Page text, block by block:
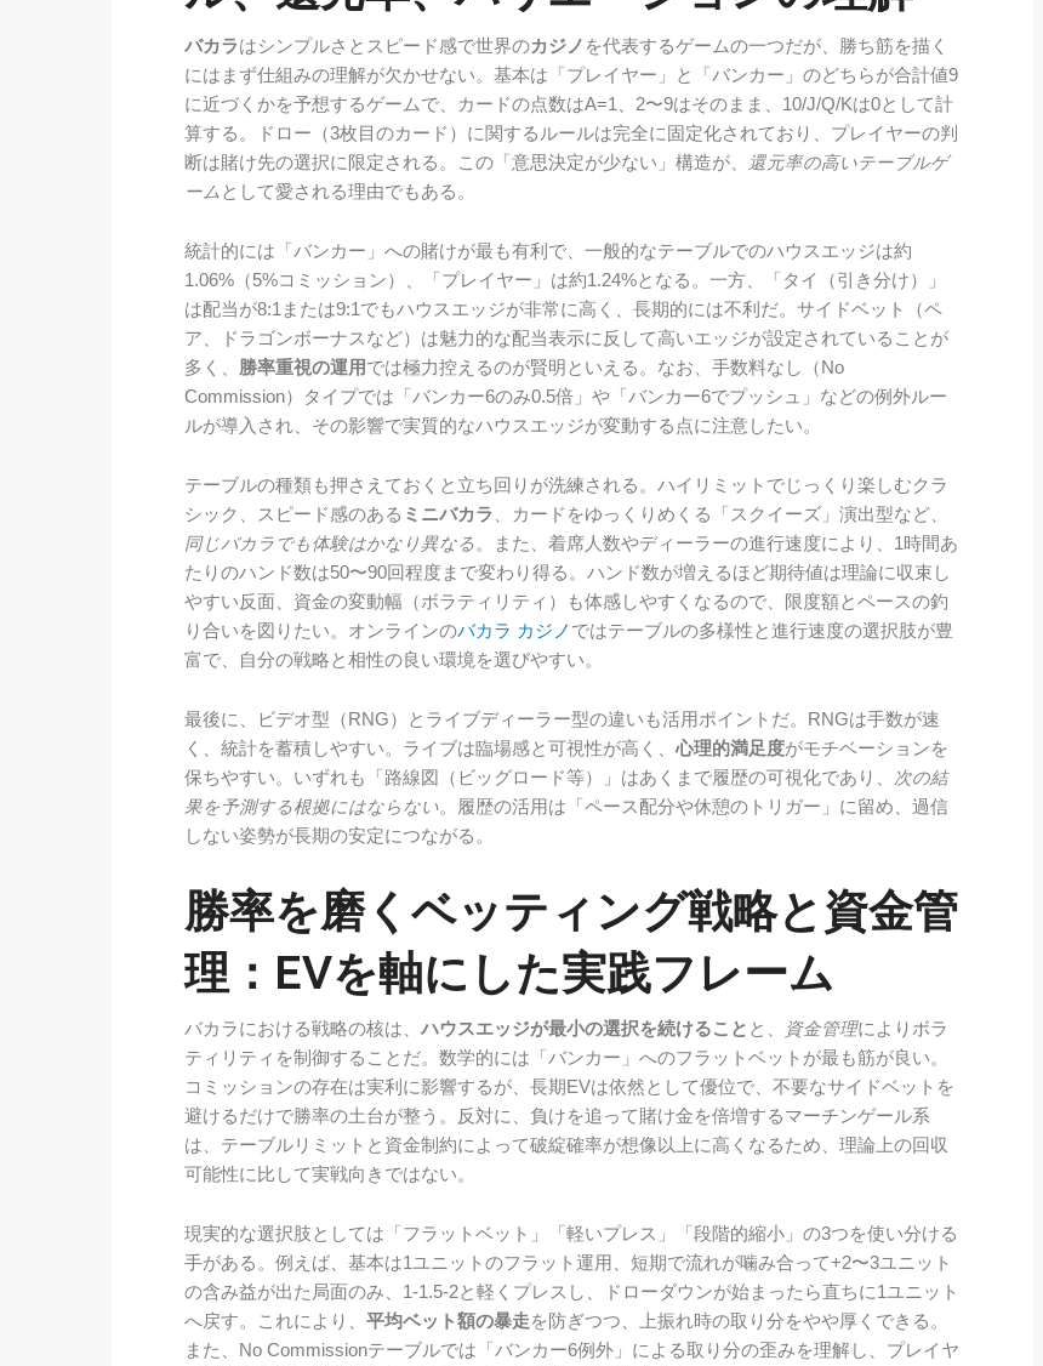
バカラはシンプルさとスピード感で世界のカジノ を代表するゲームの一つだが、勝ち筋を描く
にはまず仕組みの理解が欠かせない。基本は「プレイヤー」と「バンカー」のどちらが合計値9
に近づくかを予想するゲームで、カードの点数はA=1、2〜9はそのまま、10/J/Q/Kは0として計
算する。ドロー（3枚目のカード）に関するルールは完全に固定化されており、プレイヤーの判
断は賭け先の選択に限定される。この「意思決定が少ない」構造が、
還元率の高いテーブルゲ
ーム として愛される理由でもある。
統計的には「バンカー」への賭けが最も有利で、一般的なテーブルでのハウスエッジは約
1.06%（5%コミッション）、「プレイヤー」は約1.24%となる。一方、「タイ（引き分け）」
は配当が8:1または9:1でもハウスエッジが非常に高く、長期的には不利だ。サイドベット（ペ
ア、ドラゴンボーナスなど）は魅力的な配当表示に反して高いエッジが設定されていることが
多く、
勝率重視の運用では極力控えるのが賢明といえる。なお、手数料なし（No
Commission）タイプでは「バンカー6のみ0.5倍」や「バンカー6でプッシュ」などの例外ルー
ルが導入され、その影響で実質的なハウスエッジが変動する点に注意したい。
テーブルの種類も押さえておくと立ち回りが洗練される。ハイリミットでじっくり楽しむクラ
シック、スピード感のある ミニバカラ
、カードをゆっくりめくる「スクイーズ」演出型など、
同じバカラでも体験はかなり異なる。また、着席人数やディーラーの進行速度により、1時間あ
たりのハンド数は50〜90回程度まで変わり得る。ハンド数が増えるほど期待値は理論に収束し
やすい反面、資金の変動幅（ボラティリティ）も体感しやすくなるので、限度額とペースの釣
り合いを図りたい。オンラインのバカラ カジノ ではテーブルの多様性と進行速度の選択肢が豊
富で、自分の戦略と相性の良い環境を選びやすい。
最後に、ビデオ型（RNG）とライブディーラー型の違いも活用ポイントだ。RNGは手数が速
く、統計を蓄積しやすい。ライブは臨場感と可視性が高く、 心理的満足度がモチベーションを
保ちやすい。いずれも「路線図（ビッグロード等）」はあくまで履歴の可視化であり、
次の結
果を予測する根拠にはならない。履歴の活用は「ペース配分や休憩のトリガー」に留め、過信
しない姿勢が長期の安定につながる。
勝率を磨くベッティング戦略と資金管
理：EVを軸にした実践フレーム
バカラにおける戦略の核は、 ハウスエッジが最小の選択を続けること と、 資金管理によりボラ
ティリティを制御することだ。数学的には「バンカー」へのフラットベットが最も筋が良い。
コミッションの存在は実利に影響するが、長期EVは依然として優位で、不要なサイドベットを
避けるだけで勝率の土台が整う。反対に、負けを追って賭け金を倍増するマーチンゲール系
は、テーブルリミットと資金制約によって破綻確率が想像以上に高くなるため、理論上の回収
可能性に比して実戦向きではない。
現実的な選択肢としては「フラットベット」「軽いプレス」「段階的縮小」の3つを使い分ける
手がある。例えば、基本は1ユニットのフラット運用、短期で流れが噛み合って+2〜3ユニット
の含み益が出た局面のみ、1-1.5-2と軽くプレスし、ドローダウンが始まったら直ちに1ユニット
へ戻す。これにより、 平均ベット額の暴走を防ぎつつ、上振れ時の取り分をやや厚くできる。
また、No Commissionテーブルでは「バンカー6例外」による取り分の歪みを理解し、プレイヤ